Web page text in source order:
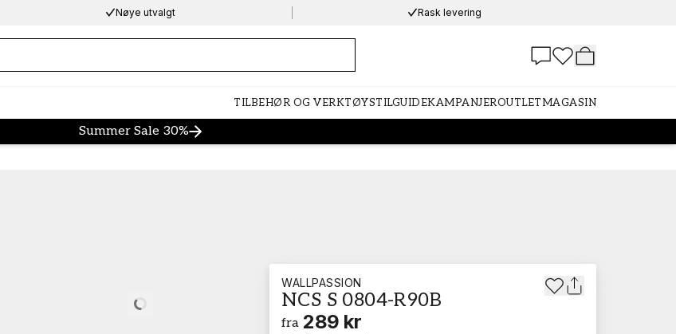
Nøye utvalgt Rask levering
TILBEHØR OG VERKTØYSTILGUIDEKAMPANJEROUTLETMAGASIN
Summer Sale 30%
Loading…
WALLPASSION
NCS S 0804-R90B
fra 289 kr